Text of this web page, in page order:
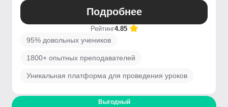
Подробнее
Рейтинг4.85
95% довольных учеников
1800+ опытных преподавателей
Уникальная платформа для проведения уроков
Выгодный